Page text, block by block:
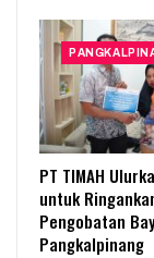
PT TIMAH
untuk
Pengobatan
Pangkalpinang